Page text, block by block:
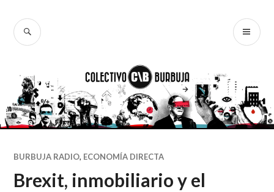
contenido
BUSCAR
BURBUJA RADIO, ECONOMÍA DIRECTA
Brexit, inmobiliario y el